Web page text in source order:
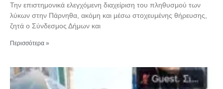
Την επιστημονικά ελεγχόμενη διαχείριση του πληθυσμού των
λύκων στην Πάρνηθα, ακόμη και μέσω στοχευμένης θήρευσης,
ζητά ο Σύνδεσμος Δήμων και
Περισσότερα »